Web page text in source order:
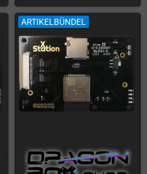
ARTIKELBÜNDEL